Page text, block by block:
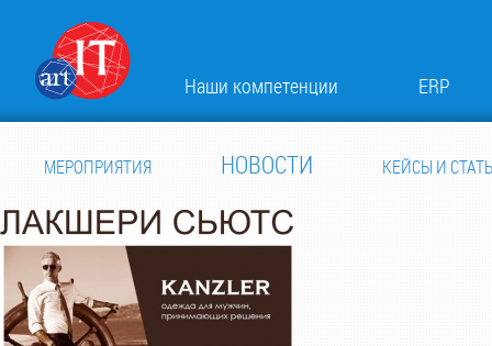
Наши компетенции ERP
МЕРОПРИЯТИЯ НОВОСТИ КЕЙСЫ И